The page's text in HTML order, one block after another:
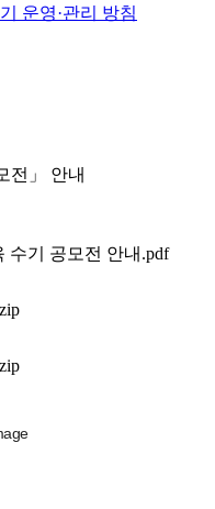
운영·관리 방침
전」 안내
수기 공모전 안내.pdf